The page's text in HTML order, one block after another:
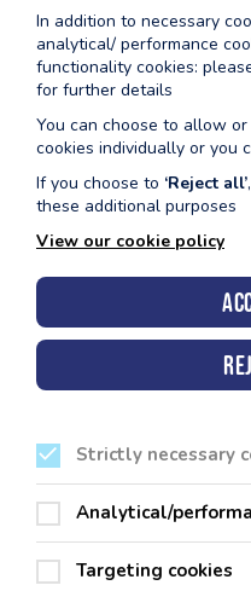
Ein Canolfannau
Cyfleusterau
Cyngor Sir Penfro, Neuadd y Sir,
SA61 1TP
Ein Polisïau
Cysylltwch â ni
In addition to necessary
analytical/ performance
functionality cookies:
for further details
You can choose to allow
cookies individually or you
If you choose to ‘Reject all’
these additional purposes
View our cookie policy
Strictly necessary
Analytical/
Targeting cookies